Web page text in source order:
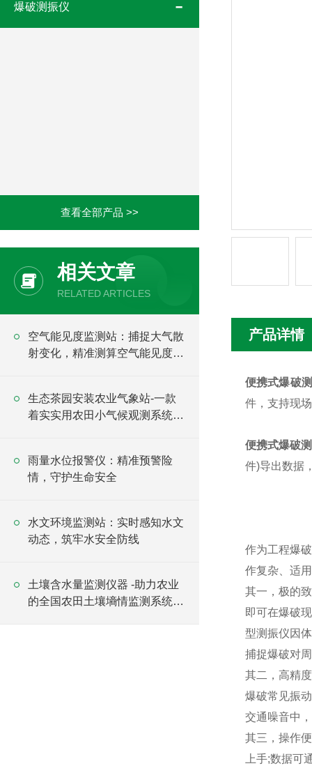
爆破测振仪
查看全部产品 >>
相关文章
RELATED ARTICLES
空气能见度监测站：捕捉大气散
射变化，精准测算空气能见度数
生态茶园安装农业气象站-一款
着实实用农田小气候观测系统
雨量水位报警仪：精准预警险
情，守护生命安全
水文环境监测站：实时感知水文
动态，筑牢水安全防线
土壤含水量监测仪器 -助力农业
的全国农田土壤墒情监测系统
产品详情
便携式爆破
件，支持现
便携式爆破
件)导出数据
作为工程爆
作复杂、适
其一，极的
即可在爆破
型测振仪因
捕捉爆破对
其二，高精
爆破常见振
交通噪音中
其三，操作
上手;数据